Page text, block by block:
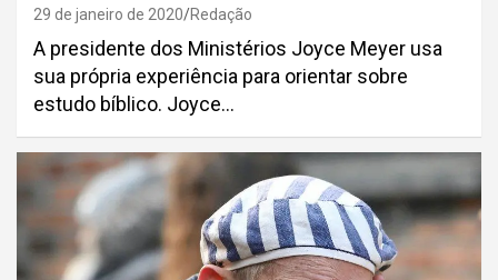
29 de janeiro de 2020 Redação
A presidente dos Ministérios Joyce Meyer usa
sua própria experiência para orientar sobre
estudo bíblico. Joyce…